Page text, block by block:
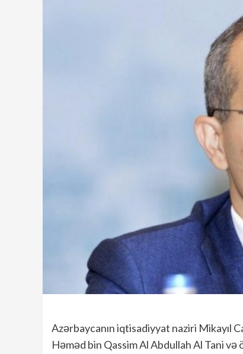
Azərbaycanın iqtisadiyyat naziri Mikayıl
Həməd bin Qassim Al Abdullah Al Tani